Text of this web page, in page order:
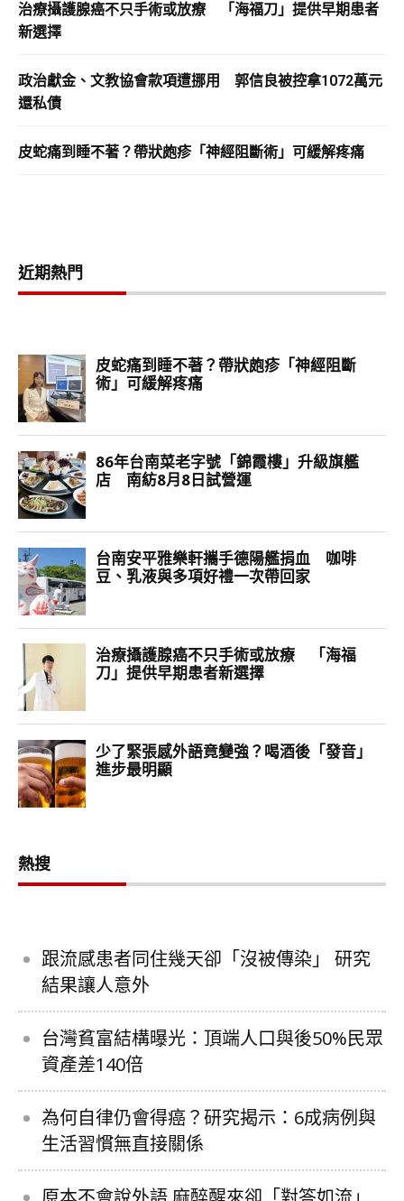
治療攝護腺癌不只手術或放療 「海福刀」提供早期患者
新選擇
政治獻金、文教協會款項遭挪用 郭信良被控拿1072萬元
還私債
皮蛇痛到睡不著？帶狀皰疹「神經阻斷術」可緩解疼痛
近期熱門
熱搜
跟流感患者同住幾天卻「沒被傳染」 研究
結果讓人意外
台灣貧富結構曝光：頂端人口與後50%民眾
資產差140倍
為何自律仍會得癌？研究揭示：6成病例與
生活習慣無直接關係